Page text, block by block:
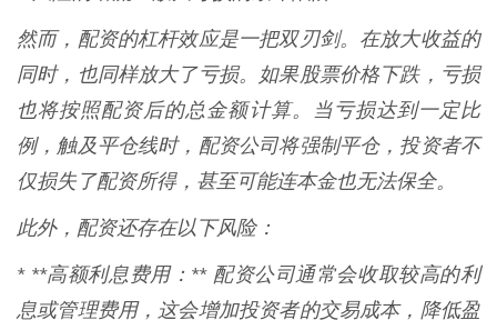
然而，配资的杠杆效应是一把双刃剑。在放大收益的
同时，也同样放大了亏损。如果股票价格下跌，亏损
也将按照配资后的总金额计算。当亏损达到一定比
例，触及平仓线时，配资公司将强制平仓，投资者不
仅损失了配资所得，甚至可能连本金也无法保全。
此外，配资还存在以下风险：
* **高额利息费用：** 配资公司通常会收取较高的利
息或管理费用，这会增加投资者的交易成本，降低盈